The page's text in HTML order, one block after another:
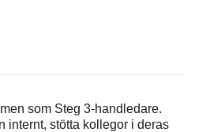
som Steg 3-handledare.
internt, stötta kollegor i deras